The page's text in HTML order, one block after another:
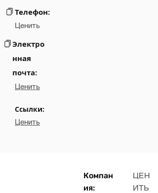
Телефон:
Ценить
Электро
нная
почта:
Ценить
Ссылки:
Ценить
Компан
ия:
ЦЕН
ИТЬ